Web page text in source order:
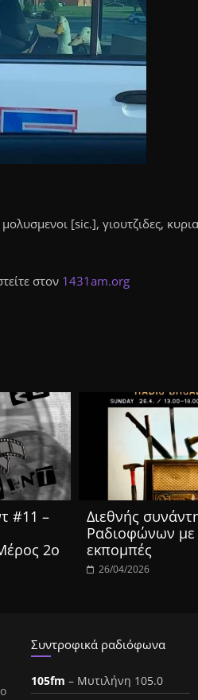
[sic.], γιουτζιδες,
στον 1431am.org
#11 –
2ο
Διεθνής
Ραδιοφώνων με
εκπομπές
26/04/2026
Συντροφικά ραδιόφωνα
105fm – Μυτιλήνη 105.0